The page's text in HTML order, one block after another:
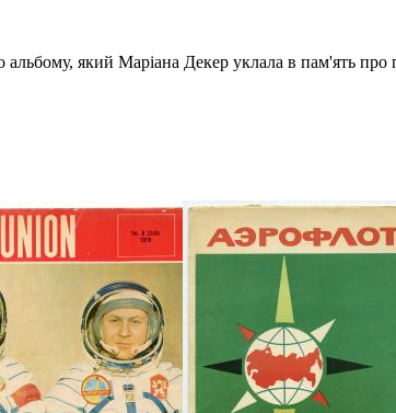
альбому, який Маріана Декер уклала в пам'ять про